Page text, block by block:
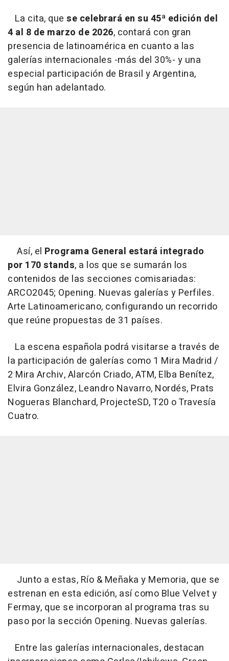
La cita, que se celebrará en su 45ª edición del
4 al 8 de marzo de 2026, contará con gran
presencia de latinoamérica en cuanto a las
galerías internacionales -más del 30%- y una
especial participación de Brasil y Argentina,
según han adelantado.
Así, el Programa General estará integrado
por 170 stands, a los que se sumarán los
contenidos de las secciones comisariadas:
ARCO2045; Opening. Nuevas galerías y Perfiles.
Arte Latinoamericano, configurando un recorrido
que reúne propuestas de 31 países.
La escena española podrá visitarse a través de
la participación de galerías como 1 Mira Madrid /
2 Mira Archiv, Alarcón Criado, ATM, Elba Benítez,
Elvira González, Leandro Navarro, Nordés, Prats
Nogueras Blanchard, ProjecteSD, T20 o Travesía
Cuatro.
Junto a estas, Río & Meñaka y Memoria, que se
estrenan en esta edición, así como Blue Velvet y
Fermay, que se incorporan al programa tras su
paso por la sección Opening. Nuevas galerías.
Entre las galerías internacionales, destacan